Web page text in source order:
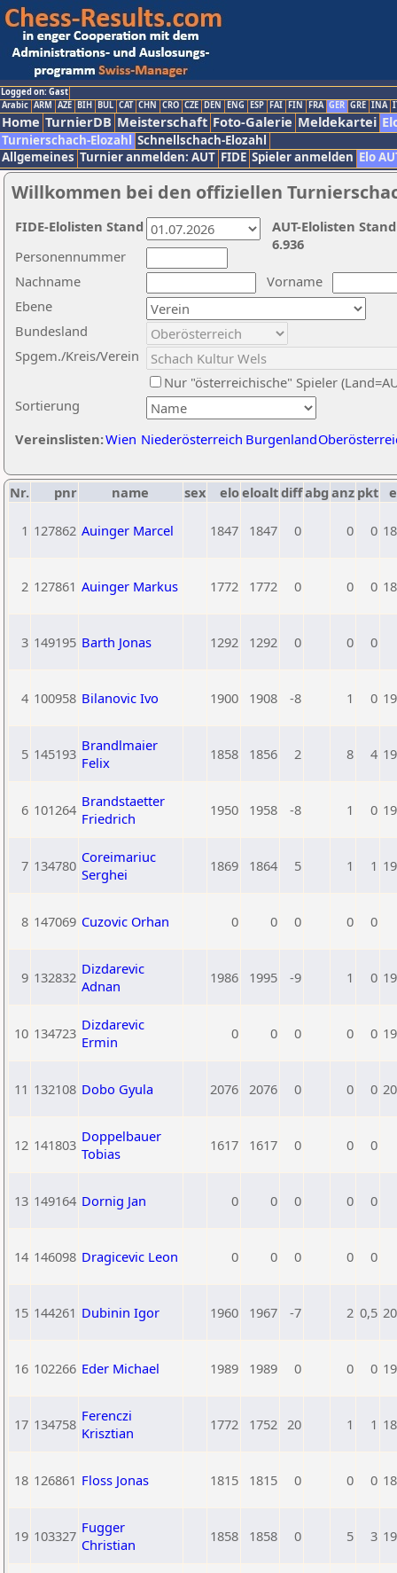
Logged on: Gast
Arabic ARM AZE BIH BUL CAT CHN CRO CZE DEN ENG ESP FAI FIN FRA GER GRE INA
Home TurnierDB Meisterschaft Foto-Galerie Meldekartei
Turnierschach-Elozahl Schnellschach-Elozahl
Allgemeines Turnier anmelden: AUT FIDE Spieler anmelden Elo
Willkommen bei den offiziellen
Nachname
Vorname
Ebene
Sortierung
Personennummer
Bundesland
Spgem./Kreis/Verein
Nur "österreichische" Spieler
Vereinslisten:Wien Niederösterreich Burgenland
AUT-Elolisten
6.936
FIDE-Elolisten Stand
Nr. pnr name sex eloeloaltdiffabg anz pkt
1 127862 Auinger Marcel 1847 1847 0 0 0
2 127861 Auinger Markus 1772 1772 0 0 0
3 149195 Barth Jonas 1292 1292 0 0 0
4 100958 Bilanovic Ivo 1900 1908 -8 1 0
5 145193 Brandlmaier
Felix
1858 1856 2 8 4
6 101264 Brandstaetter
Friedrich
1950 1958 -8 1 0
7 134780 Coreimariuc
Serghei
1869 1864 5 1 1
8 147069 Cuzovic Orhan 0 0 0 0 0
9 132832 Dizdarevic
Adnan
1986 1995 -9 1 0
10 134723 Dizdarevic
Ermin
0 0 0 0 0
11 132108 Dobo Gyula 2076 2076 0 0 0
12 141803 Doppelbauer
Tobias
1617 1617 0 0 0
13 149164 Dornig Jan 0 0 0 0 0
14 146098 Dragicevic Leon 0 0 0 0 0
15 144261 Dubinin Igor 1960 1967 -7 2 0,5
16 102266 Eder Michael 1989 1989 0 0 0
17 134758 Ferenczi
Krisztian
1772 1752 20 1 1
18 126861 Floss Jonas 1815 1815 0 0 0
19 103327 Fugger
Christian
1858 1858 0 5 3